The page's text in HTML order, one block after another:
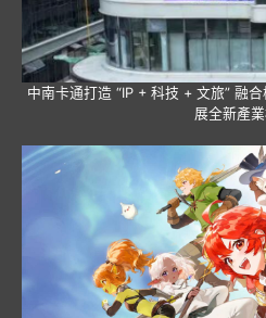
中南卡通打造 “IP + 科技 + 文旅” 融
展全新產